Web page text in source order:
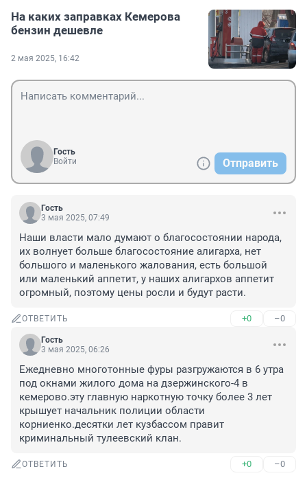
На каких заправках Кемерова
бензин дешевле
2 мая 2025, 16:42
Гость
Войти
Отправить
Гость
3 мая 2025, 07:49
Наши власти мало думают о благосостоянии народа,
их волнует больше благосостояние алигарха, нет
большого и маленького жалования, есть большой
или маленький аппетит, у наших алигархов аппетит
огромный, поэтому цены росли и будут расти.
ОТВЕТИТЬ +0 –0
Гость
3 мая 2025, 06:26
Ежедневно многотонные фуры разгружаются в 6 утра
под окнами жилого дома на дзержинского-4 в
кемерово.эту главную наркотную точку более 3 лет
крышует начальник полиции области
корниенко.десятки лет кузбассом правит
криминальный тулеевский клан.
ОТВЕТИТЬ +0 –0